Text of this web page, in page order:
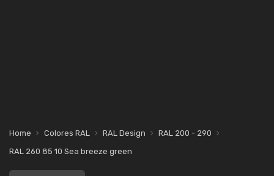
Home Colores RAL RAL Design
RAL 200 - 290
RAL 260 85 10 Sea breeze green